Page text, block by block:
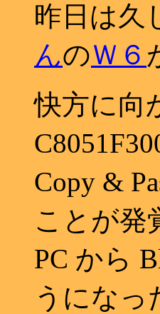
昨日は久
んのＷ６
快方に向
Copy &
ことが発
PC から
うになっ